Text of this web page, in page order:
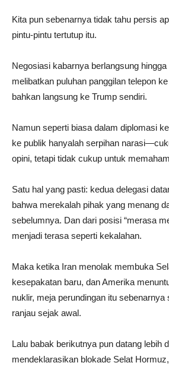
Kita pun sebenarnya tidak tahu persis
pintu-pintu tertutup itu.
Negosiasi kabarnya berlangsung
melibatkan puluhan panggilan telepon
bahkan langsung ke Trump sendiri.
Namun seperti biasa dalam diplomasi
ke publik hanyalah serpihan
opini, tetapi tidak cukup untuk
Satu hal yang pasti: kedua delegasi
bahwa merekalah pihak yang menang
sebelumnya. Dan dari posisi “merasa
menjadi terasa seperti kekalahan.
Maka ketika Iran menolak membuka
kesepakatan baru, dan Amerika
nuklir, meja perundingan itu sebenarnya
ranjau sejak awal.
Lalu babak berikutnya pun datang lebih
mendeklarasikan blokade Selat